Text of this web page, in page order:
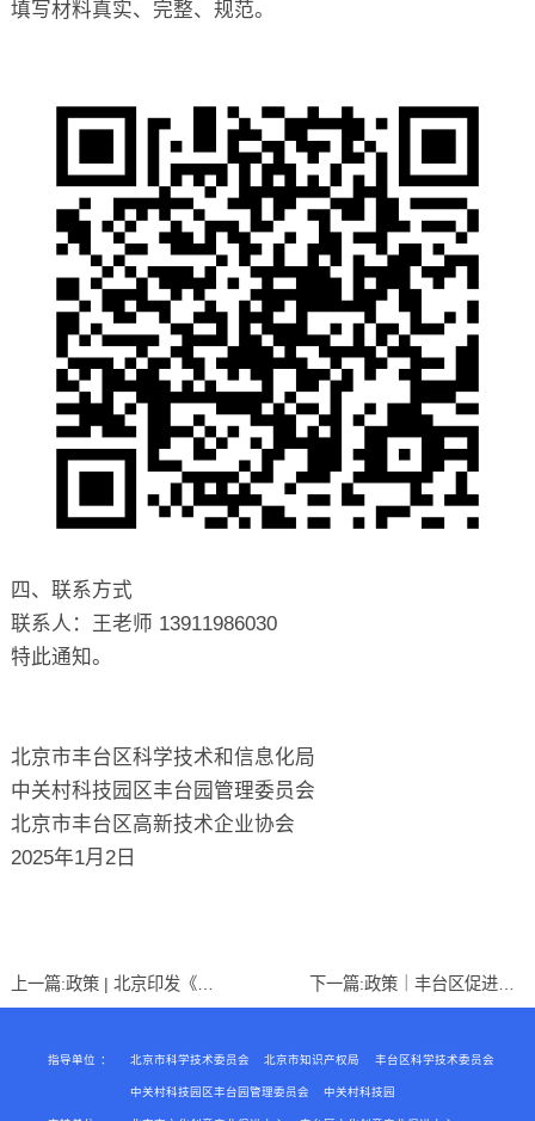
填写材料真实、完整、规范。
四、联系方式
联系人：王老师 13911986030
特此通知。
北京市丰台区科学技术和信息化局
中关村科技园区丰台园管理委员会
北京市丰台区高新技术企业协会
2025年1月2日
上一篇: 下一篇: 政策｜丰台区促进文化产业高质量发展的若干措施（试行）
指导单位 ： 北京市科学技术委员会 北京市知识产权局 丰台区科学技术委员会
中关村科技园区丰台园管理委员会 中关村科技园